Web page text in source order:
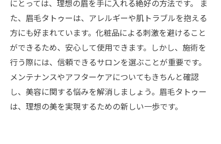
にとっては、理想の眉を手に入れる絶好の方法です。 ま
た、眉毛タトゥーは、アレルギーや肌トラブルを抱える
方にも好まれています。化粧品による刺激を避けること
ができるため、安心して使用できます。しかし、施術を
行う際には、信頼できるサロンを選ぶことが重要です。
メンテナンスやアフターケアについてもきちんと確認
し、美容に関する悩みを解消しましょう。眉毛タトゥー
は、理想の美を実現するための新しい一歩です。